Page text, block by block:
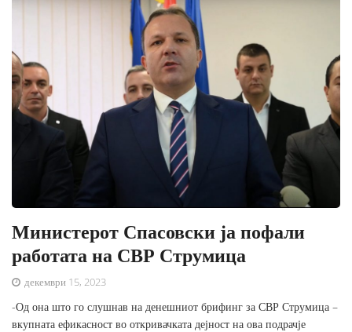
Министерот Спасовски ја пофали
работата на СВР Струмица
декември 15, 2023
-Од она што го слушнав на денешниот брифинг за СВР Струмица –
вкупната ефикасност во откривачката дејност на ова подрачје